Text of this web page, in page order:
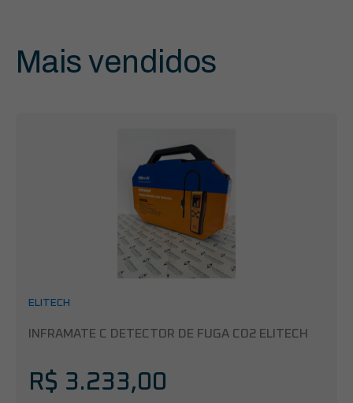
Mais vendidos
ELITECH
INFRAMATE C DETECTOR DE FUGA CO2 ELITECH
R$ 3.233,00